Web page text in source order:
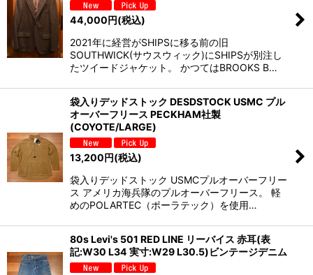
44,000 円(税込)
2021年に経営がSHIPSに移る前の旧
SOUTHWICK(サウスウィック)にSHIPSが別注し
たツイードジャケット。 かつてはBROOKS B…
袋入りデッドストック DESDSTOCK USMC プル
オーバーフリース PECKHAM社製
(COYOTE/LARGE)
13,200円(税込)
袋入りデッドストック USMCプルオーバーフリー
ス アメリカ海兵隊のプルオーバーフリース。 軽
めのPOLARTEC（ポーラテック）を使用…
80s Levi's 501 RED LINE リーバイス 赤耳(表
記:W30 L34 実寸:W29 L30.5)ビンテージデニム